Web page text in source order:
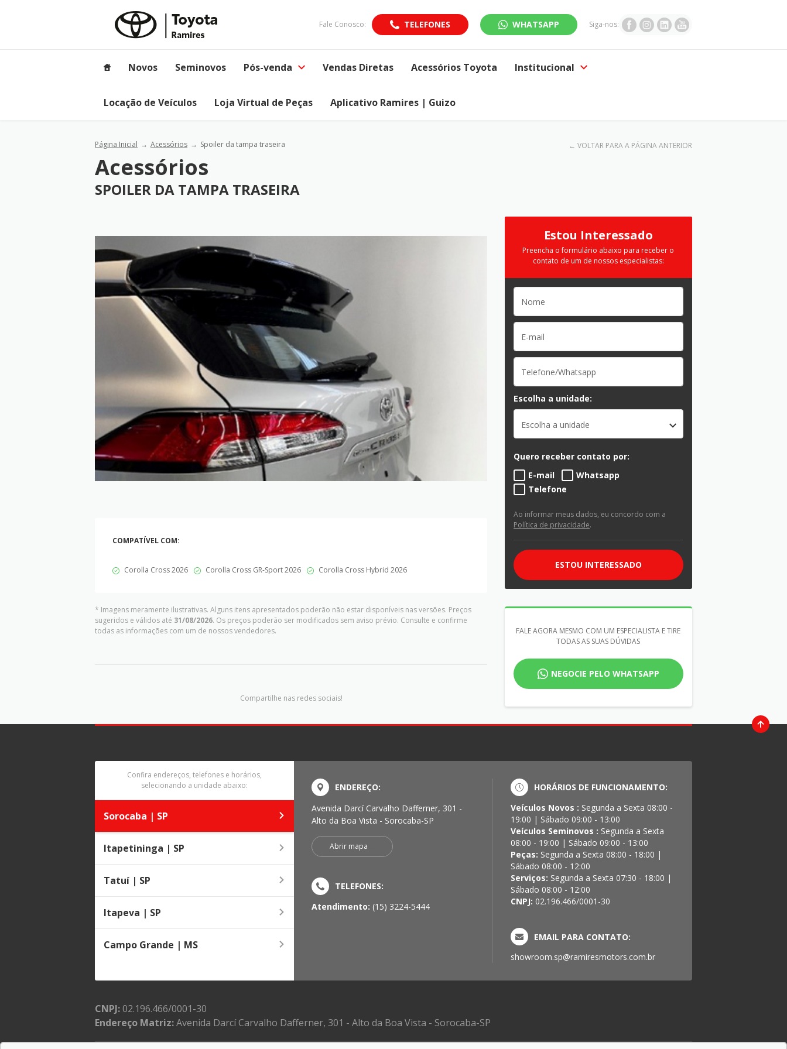
Fale Conosco: TELEFONES WHATSAPP Siga-nos:
Novos Seminovos Pós-venda Vendas Diretas Acessórios Toyota Institucional
Locação de Veículos Loja Virtual de Peças Aplicativo Ramires | Guizo
Página Inicial Acessórios Spoiler da tampa traseira ← VOLTAR PARA A PÁGINA ANTERIOR
Acessórios
SPOILER DA TAMPA TRASEIRA
COMPATÍVEL COM:
Corolla Cross 2026 Corolla Cross GR-Sport 2026 Corolla Cross Hybrid 2026
* Imagens meramente ilustrativas. Alguns itens apresentados poderão não estar disponíveis nas versões. Preços
sugeridos e válidos até 31/08/2026. Os preços poderão ser modificados sem aviso prévio. Consulte e confirme
todas as informações com um de nossos vendedores.
Compartilhe nas redes sociais!
Estou Interessado
Preencha o formulário abaixo para receber o
contato de um de nossos especialistas:
Escolha a unidade:
Escolha a unidade
Quero receber contato por:
E-mail
Whatsapp
Telefone
Ao informar meus dados, eu concordo com a
Política de privacidade.
ESTOU INTERESSADO
FALE AGORA MESMO COM UM ESPECIALISTA E TIRE
TODAS AS SUAS DÚVIDAS
NEGOCIE PELO WHATSAPP
Confira endereços, telefones e horários,
selecionando a unidade abaixo:
Sorocaba | SP
Itapetininga | SP
Tatuí | SP
Itapeva | SP
Campo Grande | MS
ENDEREÇO:
Avenida Darcí Carvalho Dafferner, 301 -
Alto da Boa Vista - Sorocaba-SP
Abrir mapa
TELEFONES:
Atendimento: (15) 3224-5444
HORÁRIOS DE FUNCIONAMENTO:
Veículos Novos : Segunda a Sexta 08:00 -
19:00 | Sábado 09:00 - 13:00
Veículos Seminovos : Segunda a Sexta
08:00 - 19:00 | Sábado 09:00 - 13:00
Peças: Segunda a Sexta 08:00 - 18:00 |
Sábado 08:00 - 12:00
Serviços: Segunda a Sexta 07:30 - 18:00 |
Sábado 08:00 - 12:00
CNPJ: 02.196.466/0001-30
EMAIL PARA CONTATO:
showroom.sp@ramiresmotors.com.br
CNPJ:02.196.466/0001-30
Endereço Matriz:Avenida Darcí Carvalho Dafferner, 301 - Alto da Boa Vista - Sorocaba-SP